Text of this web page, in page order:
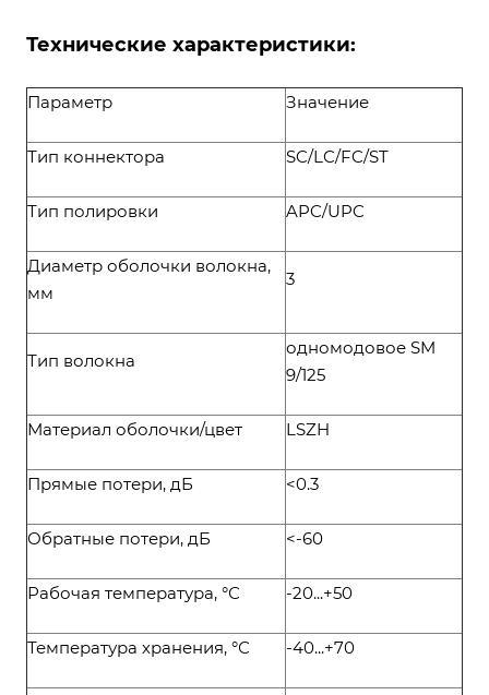
Технические характеристики:
Параметр Значение
Тип коннектора SC/LC/FC/ST
Тип полировки APC/UPC
Диаметр оболочки волокна,
мм
3
Тип волокна
одномодовое SM
9/125
Материал оболочки/цвет LSZH
Прямые потери, дБ <0.3
Обратные потери, дБ <-60
Рабочая температура, °С -20...+50
Температура хранения, °С -40...+70